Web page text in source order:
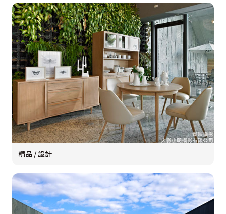
精品 / 設計